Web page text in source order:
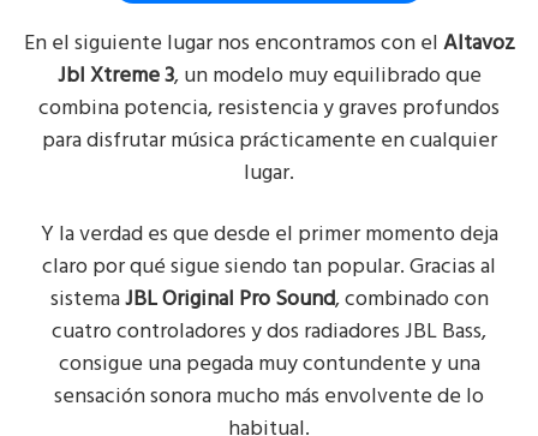
En el siguiente lugar nos encontramos con elAltavoz
Jbl Xtreme 3, un modelo muy equilibrado que
combina potencia, resistencia y graves profundos
para disfrutar música prácticamente en cualquier
lugar.
Y la verdad es que desde el primer momento deja
claro por qué sigue siendo tan popular. Gracias al
sistemaJBL Original Pro Sound, combinado con
cuatro controladores y dos radiadores JBL Bass,
consigue una pegada muy contundente y una
sensación sonora mucho más envolvente de lo